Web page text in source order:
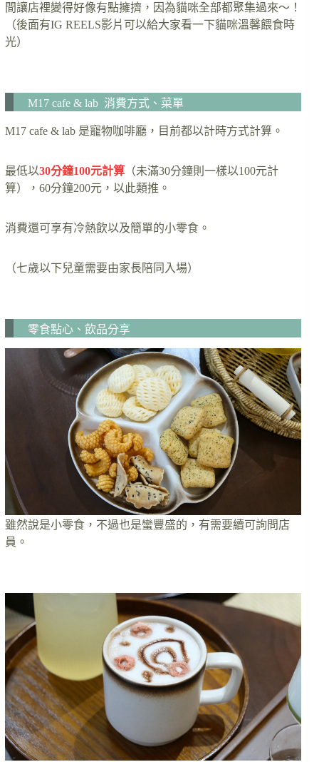
間讓店裡變得好像有點擁擠，因為貓咪全部都聚集過來～！
（後面有IG REELS影片可以給大家看一下貓咪溫馨餵食時
光）
M17 cafe & lab 消費方式、菜單
M17 cafe & lab 是寵物咖啡廳，目前都以計時方式計算。
最低以30分鐘100元計算 （未滿30分鐘則一樣以100元計
算），60分鐘200元，以此類推。
消費還可享有冷熱飲以及簡單的小零食。
（七歲以下兒童需要由家長陪同入場）
零食點心、飲品分享
雖然說是小零食，不過也是蠻豐盛的，有需要續可詢問店
員。